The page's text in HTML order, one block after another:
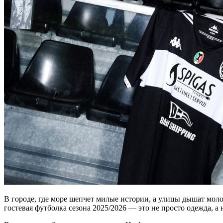
В городе, где море шепчет милые истории, а улицы дышат
гостевая футболка сезона 2025/2026 — это не просто одежда, а